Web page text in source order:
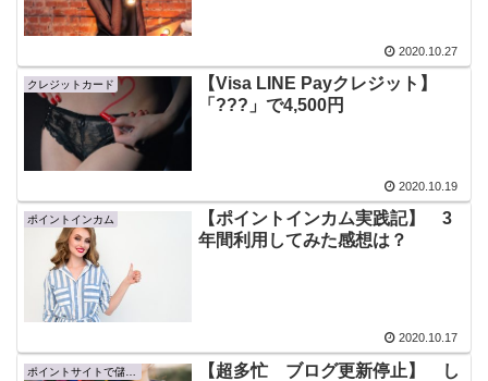
2020.10.27
クレジットカード
【Visa LINE Payクレジット】
「???」で4,500円
2020.10.19
ポイントインカム
【ポイントインカム実践記】 3
年間利用してみた感想は？
2020.10.17
【超多忙 ブログ更新停止】 し